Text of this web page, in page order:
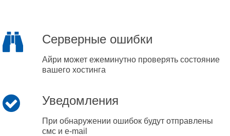
Серверные ошибки
Айри может ежеминутно проверять состояние
вашего хостинга
Уведомления
При обнаружении ошибок будут отправлены
смс и e-mail